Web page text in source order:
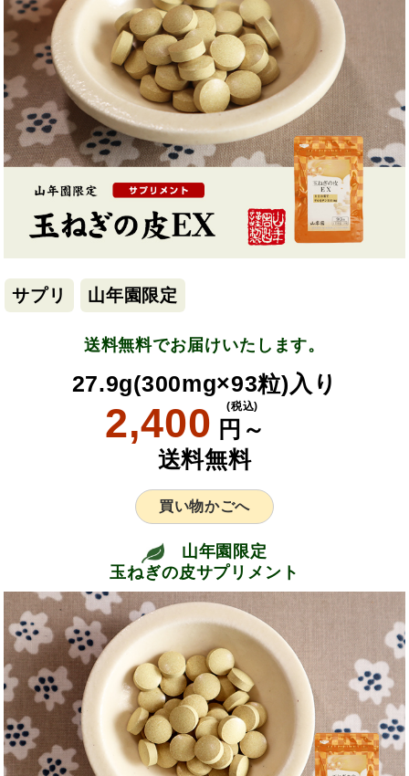
サプリ 山年園限定
送料無料でお届けいたします。
27.9g(300mg×93粒)入り
2,400 円～
(税込)
送料無料
買い物かごへ
山年園限定
玉ねぎの皮サプリメント